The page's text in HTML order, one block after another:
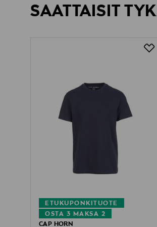
Kotiinkuljetus
Pikatoimitus Wolt
LUE TARKEMMAT
SAATTAISIT
OSTA 3 MAKSA 2
ETUKUPONKITUOTE
CAP HORN